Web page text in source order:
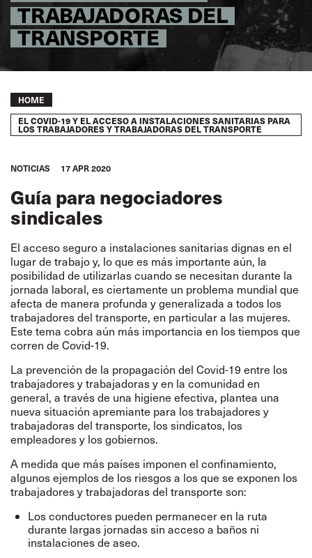
TRABAJADORAS DEL
TRANSPORTE
Breadcrumb
HOME
EL COVID-19 Y EL ACCESO A INSTALACIONES SANITARIAS PARA
LOS TRABAJADORES Y TRABAJADORAS DEL TRANSPORTE
NOTICIAS 17 APR 2020
Guía para negociadores
sindicales
El acceso seguro a instalaciones sanitarias dignas en el
lugar de trabajo y, lo que es más importante aún, la
posibilidad de utilizarlas cuando se necesitan durante la
jornada laboral, es ciertamente un problema mundial que
afecta de manera profunda y generalizada a todos los
trabajadores del transporte, en particular a las mujeres.
Este tema cobra aún más importancia en los tiempos que
corren de Covid-19.
La prevención de la propagación del Covid-19 entre los
trabajadores y trabajadoras y en la comunidad en
general, a través de una higiene efectiva, plantea una
nueva situación apremiante para los trabajadores y
trabajadoras del transporte, los sindicatos, los
empleadores y los gobiernos.
A medida que más países imponen el confinamiento,
algunos ejemplos de los riesgos a los que se exponen los
trabajadores y trabajadoras del transporte son:
Los conductores pueden permanecer en la ruta
durante largas jornadas sin acceso a baños ni
instalaciones de aseo.